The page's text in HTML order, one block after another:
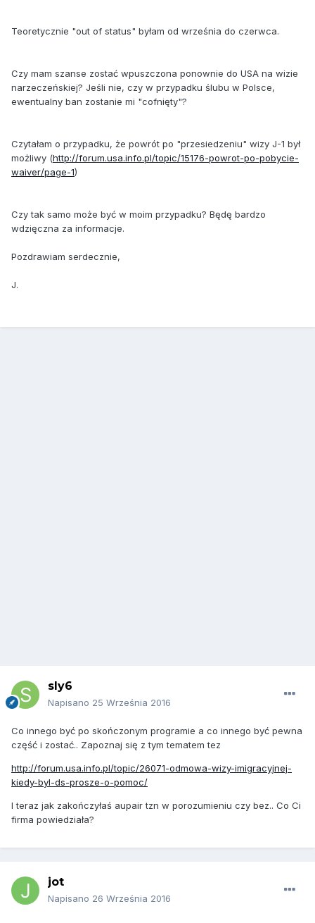
Teoretycznie "out of status" byłam od września do czerwca.
Czy mam szanse zostać wpuszczona ponownie do USA na wizie
narzeczeńskiej? Jeśli nie, czy w przypadku ślubu w Polsce,
ewentualny ban zostanie mi "cofnięty"?
Czytałam o przypadku, że powrót po "przesiedzeniu" wizy J-1 był
możliwy (http://forum.usa.info.pl/topic/15176-powrot-po-pobycie-
waiver/page-1)
Czy tak samo może być w moim przypadku? Będę bardzo
wdzięczna za informacje.
Pozdrawiam serdecznie,
J.
sly6
Napisano 25 Września 2016
Co innego być po skończonym programie a co innego być pewna
część i zostać.. Zapoznaj się z tym tematem tez
http://forum.usa.info.pl/topic/26071-odmowa-wizy-imigracyjnej-
kiedy-byl-ds-prosze-o-pomoc/
I teraz jak zakończyłaś aupair tzn w porozumieniu czy bez.. Co Ci
firma powiedziała?
jot
Napisano 26 Września 2016